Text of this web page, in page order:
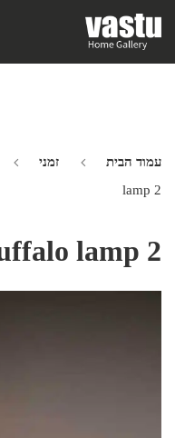
עמוד הבית זמני
lamp 2
lamp 2